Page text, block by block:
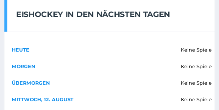
EISHOCKEY IN DEN NÄCHSTEN TAGEN
HEUTE Keine Spiele
MORGEN Keine Spiele
ÜBERMORGEN Keine Spiele
MITTWOCH, 12. AUGUST Keine Spiele